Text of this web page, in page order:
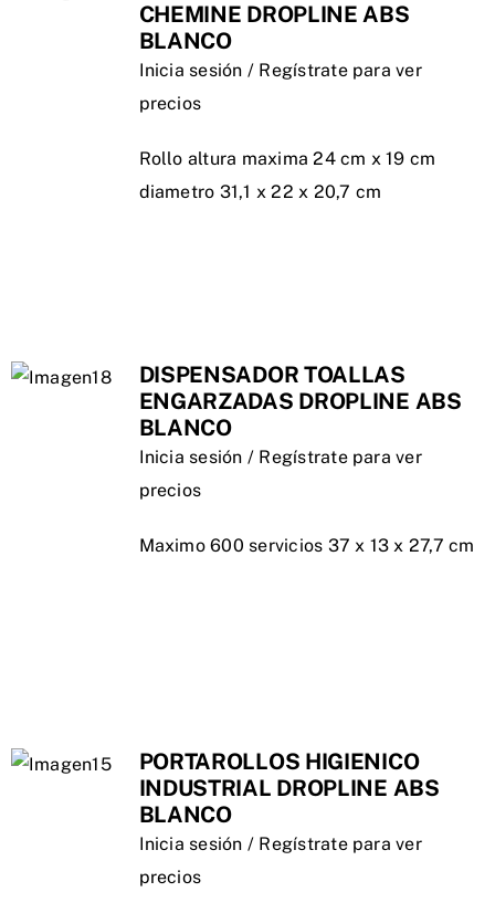
CHEMINE DROPLINE ABS
BLANCO
Inicia sesión / Regístrate para ver
precios
Rollo altura maxima 24 cm x 19 cm
diametro 31,1 x 22 x 20,7 cm
DISPENSADOR TOALLAS
ENGARZADAS DROPLINE ABS
BLANCO
Inicia sesión / Regístrate para ver
precios
Maximo 600 servicios 37 x 13 x 27,7 cm
PORTAROLLOS HIGIENICO
INDUSTRIAL DROPLINE ABS
BLANCO
Inicia sesión / Regístrate para ver
precios